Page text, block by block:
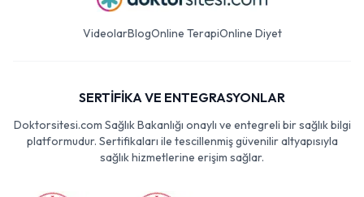
VideolarBlogOnline TerapiOnline Diyet
SERTİFİKA VE ENTEGRASYONLAR
Doktorsitesi.com Sağlık Bakanlığı onaylı ve entegreli bir sağlık bilgi
platformudur. Sertifikaları ile tescillenmiş güvenilir altyapısıyla
sağlık hizmetlerine erişim sağlar.